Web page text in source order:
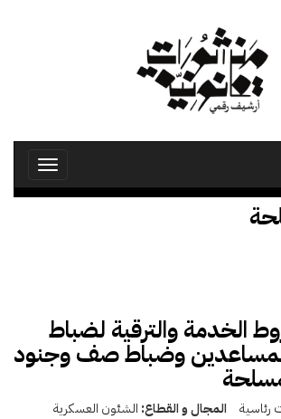
Toggle
الخدمة والترقية لضباط
وضباط صف وجنود
رئاسية المجال و القطاع: الشئون العسكرية